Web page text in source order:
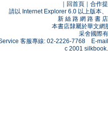
回首頁
合作
請以 Internet Explorer 6.0 以上版本
新 絲 路 網 路 書
本書店隸屬於華文網
采舍國際
客服專線: 02-2226-7768 E-
c 2001